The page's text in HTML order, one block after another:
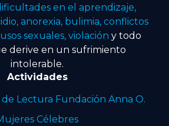
en el aprendizaje,
anorexia, bulimia, conflictos
sexuales, violación y todo
derive en un sufrimiento
intolerable.
Actividades
Lectura Fundación Anna O.
Célebres